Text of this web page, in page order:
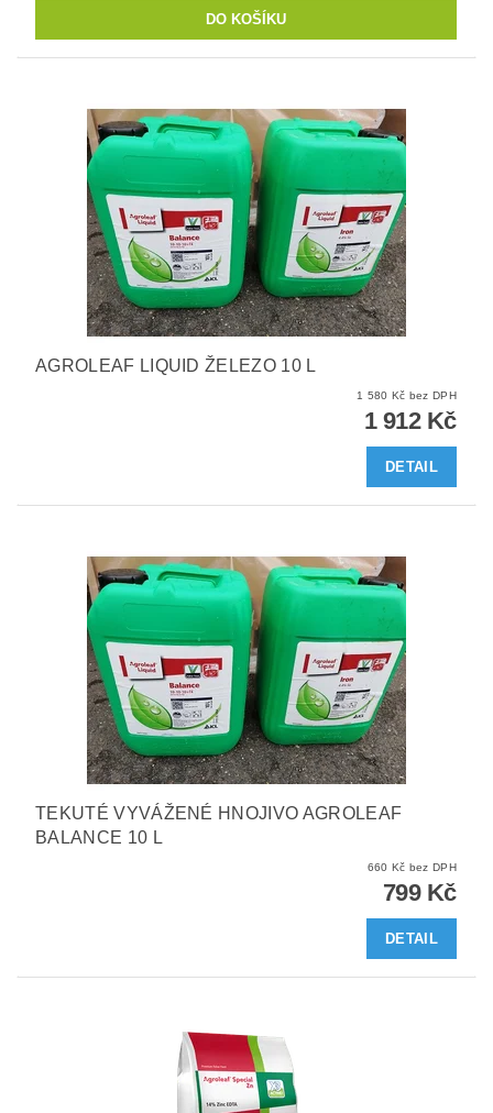
AGROLEAF LIQUID ŽELEZO 10 L
1 580 Kč bez DPH
1 912 Kč
DETAIL
TEKUTÉ VYVÁŽENÉ HNOJIVO AGROLEAF
BALANCE 10 L
660 Kč bez DPH
799 Kč
DETAIL